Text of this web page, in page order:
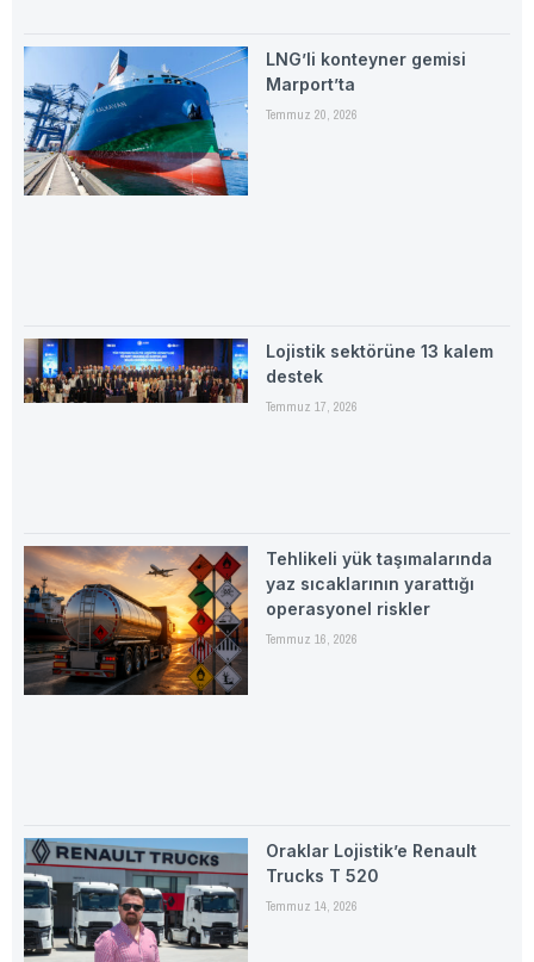
LNG’li konteyner gemisi
Marport’ta
Temmuz 20, 2026
Lojistik sektörüne 13 kalem
destek
Temmuz 17, 2026
Tehlikeli yük taşımalarında
yaz sıcaklarının yarattığı
operasyonel riskler
Temmuz 16, 2026
Oraklar Lojistik’e Renault
Trucks T 520
Temmuz 14, 2026